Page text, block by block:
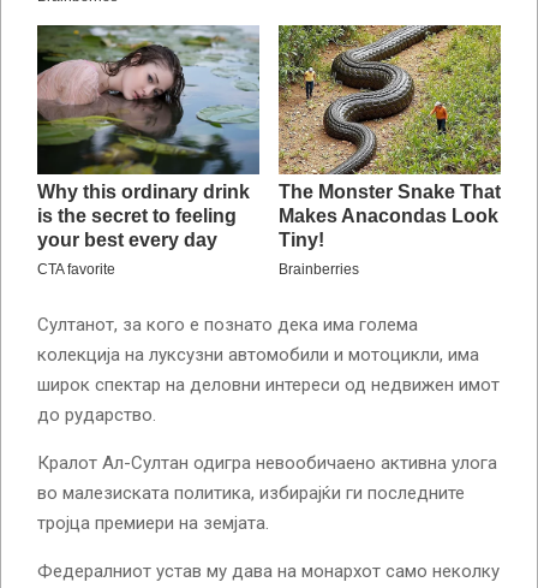
Султанот, за кого е познато дека има голема
колекција на луксузни автомобили и мотоцикли, има
широк спектар на деловни интереси од недвижен имот
до рударство.
Кралот Ал-Султан одигра невообичаено активна улога
во малезиската политика, избирајќи ги последните
тројца премиери на земјата.
Федералниот устав му дава на монархот само неколку